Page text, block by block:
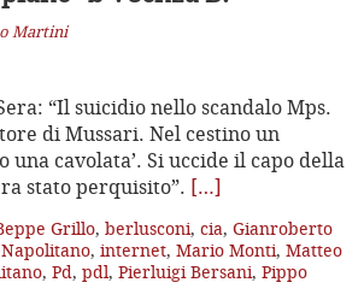
Martini
“Il suicidio nello scandalo Mps.
di Mussari. Nel cestino un
una cavolata’. Si uccide il capo della
stato perquisito”. […]
Grillo, berlusconi, cia, Gianroberto
, internet, Mario Monti, Matteo
, Pd, pdl, Pierluigi Bersani, Pippo